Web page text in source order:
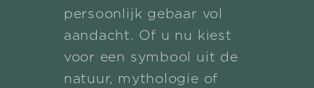
persoonlijk gebaar vol
aandacht. Of u nu kiest
voor een symbool uit de
natuur, mythologie of